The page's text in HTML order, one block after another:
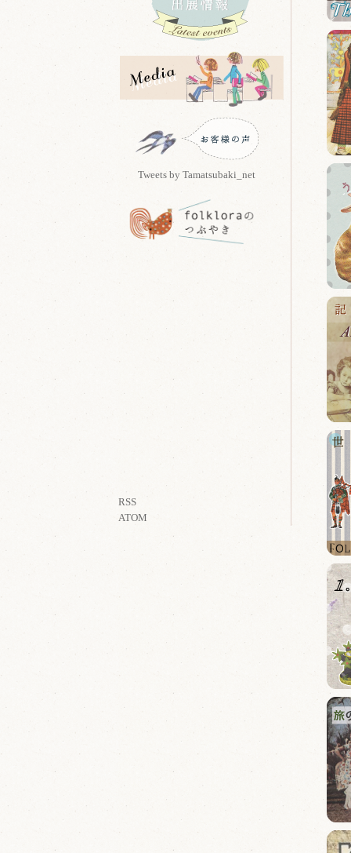
Tweets by Tamatsubaki_net
RSS
ATOM